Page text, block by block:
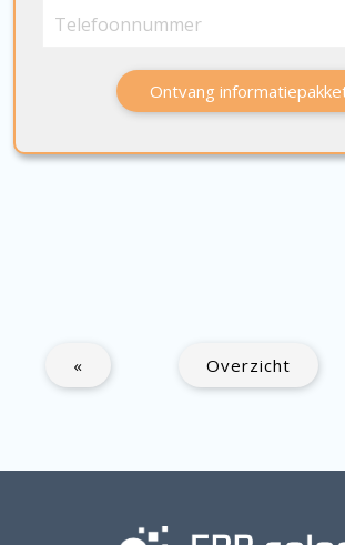
« Overzicht